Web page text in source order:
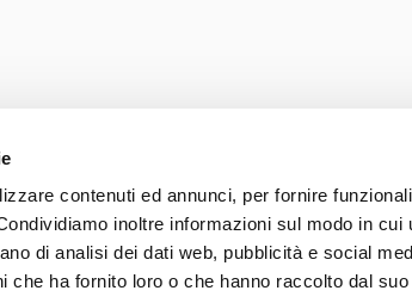
contenuti ed annunci, per fornire
inoltre informazioni sul modo in cui
di analisi dei dati web, pubblicità e social
che ha fornito loro o che hanno raccolto dal
104
Photo